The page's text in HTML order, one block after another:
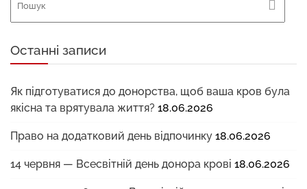
Останні записи
Як підготуватися до донорства, щоб ваша кров була
якісна та врятувала життя? 18.06.2026
Право на додатковий день відпочинку 18.06.2026
14 червня — Всесвітній день донора крові 18.06.2026